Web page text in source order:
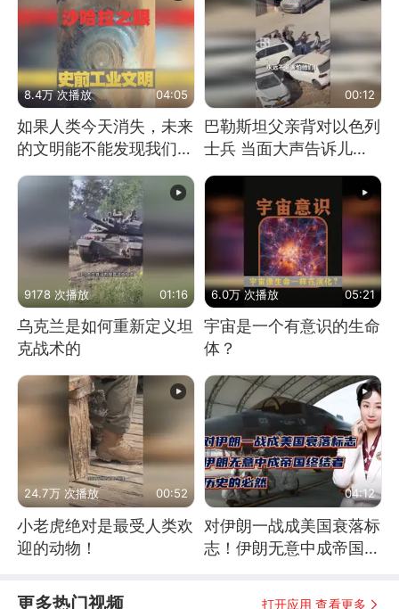
8.4万 次播放 04:05
如果人类今天消失，未来
的文明能不能发现我们存
在过？
00:12
巴勒斯坦父亲背对以色列
士兵 当面大声告诉儿
子：永远不要害怕他们！
9178 次播放 01:16
乌克兰是如何重新定义坦
克战术的
6.0万 次播放 05:21
宇宙是一个有意识的生命
体？
24.7万 次播放 00:52
小老虎绝对是最受人类欢
迎的动物！
04:12
对伊朗一战成美国衰落标
志！伊朗无意中成帝国终
更多热门视频 打开应用 查看更多